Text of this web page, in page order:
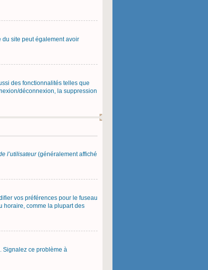
du site peut également avoir
des fonctionnalités telles que
déconnexion, la suppression
l’utilisateur(généralement affiché
vos préférences pour le fuseau
horaire, comme la plupart des
Signalez ce problème à